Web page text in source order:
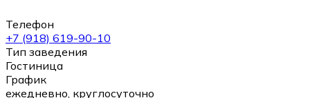
Телефон
+7 (918) 619-90-10
Тип заведения
Гостиница
График
ежедневно, круглосуточно